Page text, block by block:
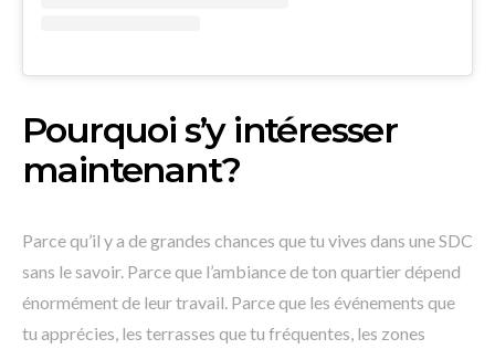
Pourquoi s’y intéresser
maintenant?
Parce qu’il y a de grandes chances que tu vives dans une SDC
sans le savoir. Parce que l’ambiance de ton quartier dépend
énormément de leur travail. Parce que les événements que
tu apprécies, les terrasses que tu fréquentes, les zones